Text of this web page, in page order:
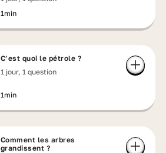
1min
C’est quoi le pétrole ?
1 jour, 1 question
1min
Comment les arbres
grandissent ?